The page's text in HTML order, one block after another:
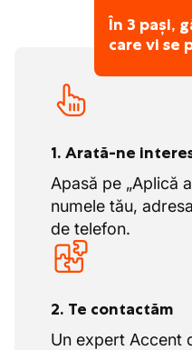
În 3 pași,
care vi se
1. Arată-ne
Apasă pe „Aplică
numele tău,
de telefon.
2. Te contactăm
Un expert Accent